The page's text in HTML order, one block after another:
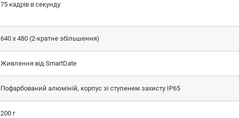
75 кадрів в секунду
640 x 480 (2-кратне збільшення)
Живлення від SmartDate
Пофарбований алюміній, корпус зі ступенем захисту IP65
200 г